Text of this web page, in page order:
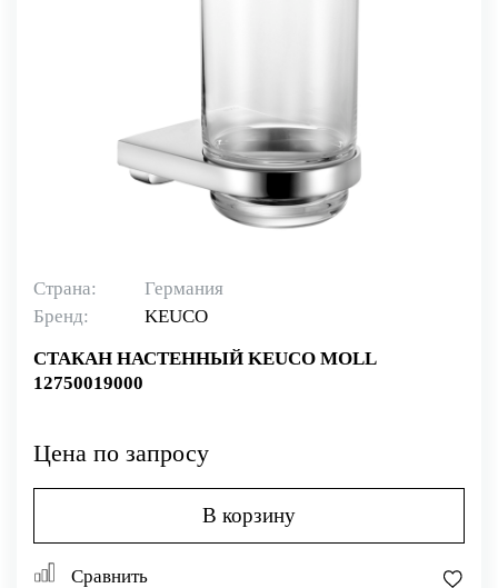
Страна:
Германия
Бренд:
KEUCO
СТАКАН НАСТЕННЫЙ KEUCO MOLL
12750019000
Цена по запросу
В корзину
Сравнить